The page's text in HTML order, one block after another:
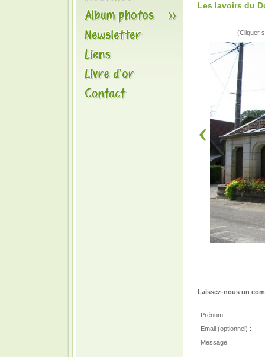
Les lavoirs du
(Cliquer
Laissez-nous un
Prénom :
Email (optionnel) :
Message :